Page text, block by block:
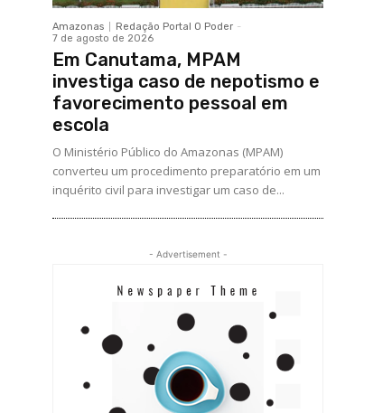
Amazonas Redação Portal O Poder -
7 de agosto de 2026
Em Canutama, MPAM
investiga caso de nepotismo e
favorecimento pessoal em
escola
O Ministério Público do Amazonas (MPAM)
converteu um procedimento preparatório em um
inquérito civil para investigar um caso de...
- Advertisement -